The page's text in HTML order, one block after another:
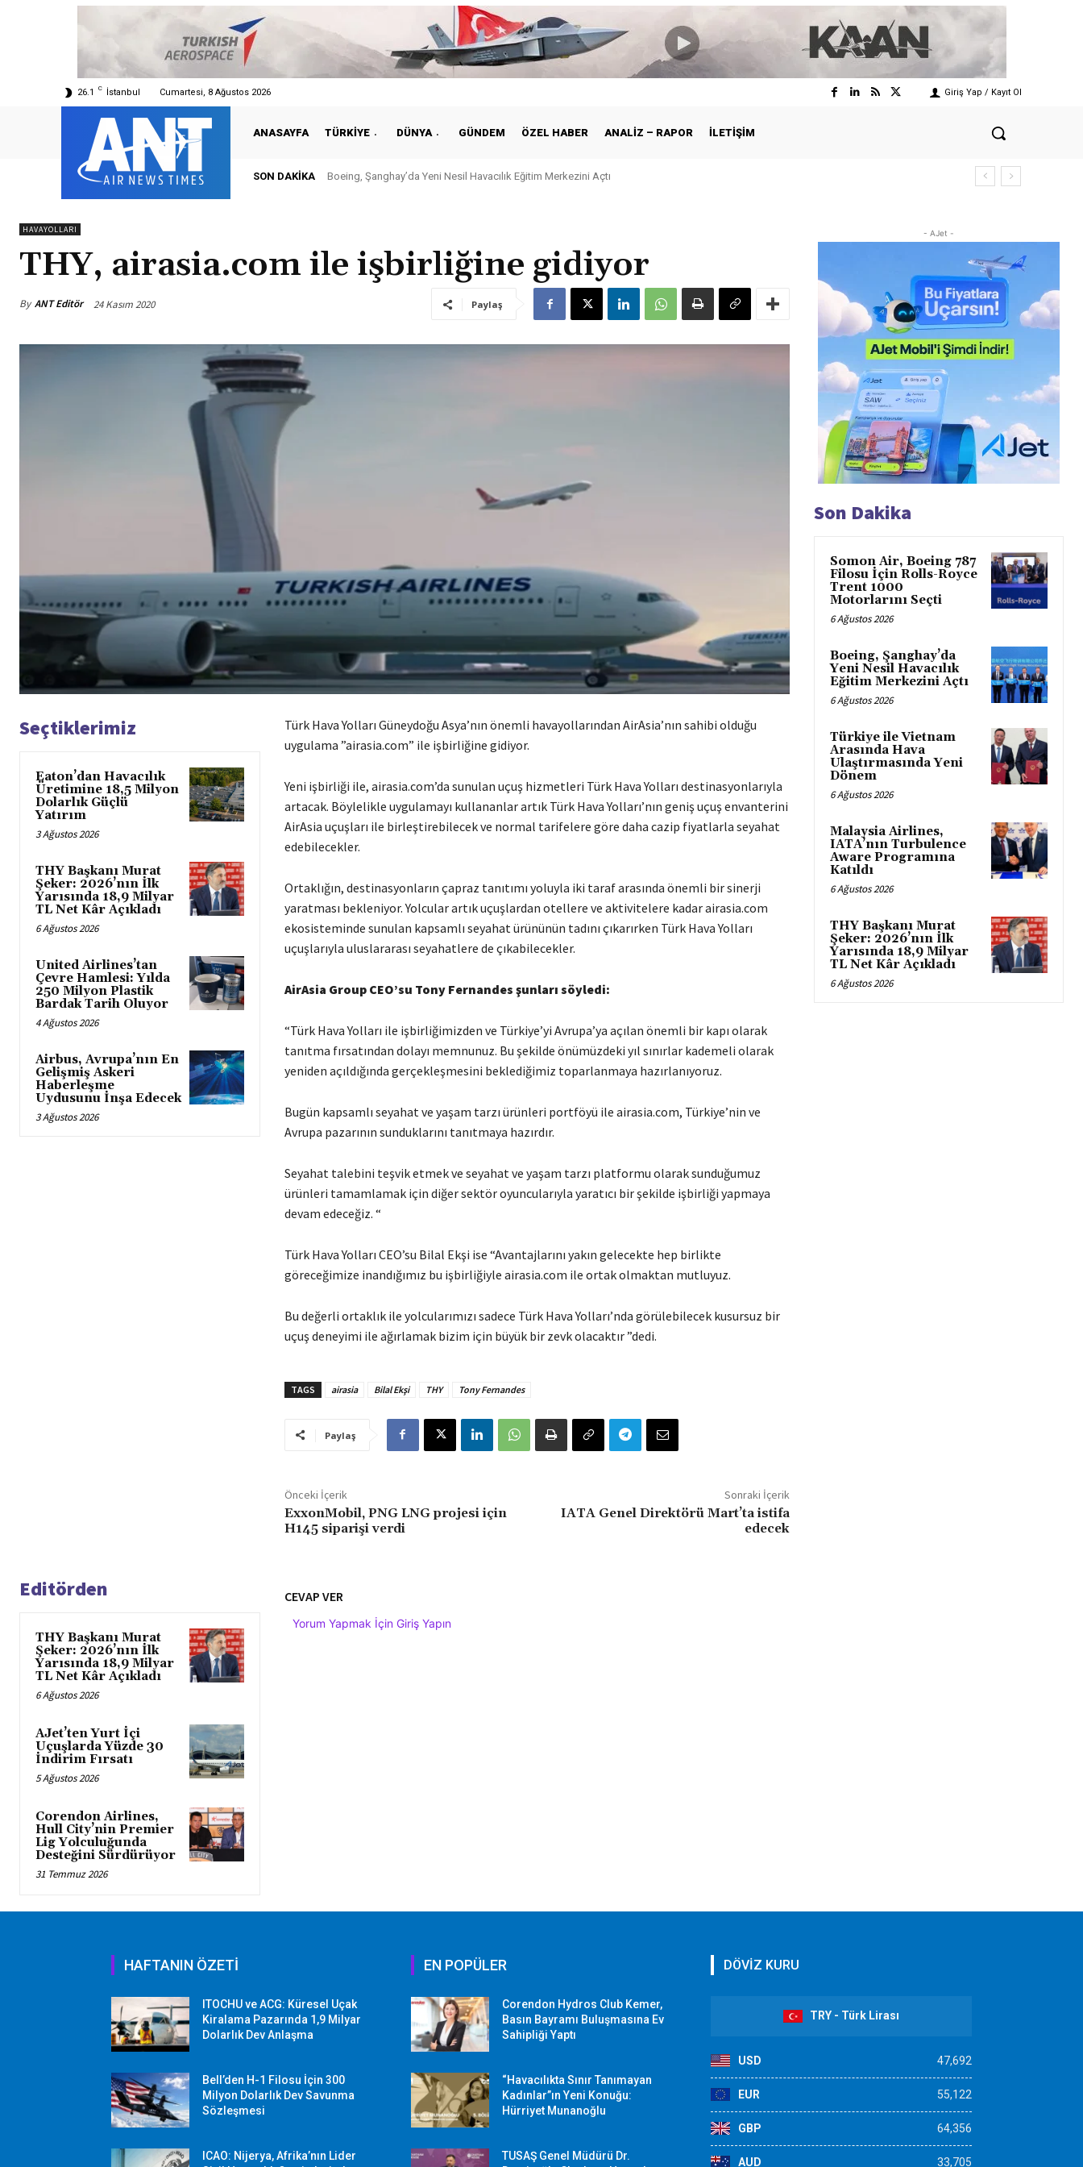
26.1 C İstanbul Cumartesi, 8 Ağustos 2026 Giriş Yap / Kayıt Ol
ANASAYFA TÜRKIYE DÜNYA GÜNDEM ÖZEL HABER ANALIZ – RAPOR İLETIŞIM
SON DAKIKA Boeing, Şanghay’da Yeni Nesil Havacılık Eğitim Merkezini Açtı
Türkiye ile Vietnam Arasında Hava Ulaştırmasında Yeni Dönem
HAVAYOLLARI
THY, airasia.com ile işbirliğine gidiyor
By ANT Editör 24 Kasım 2020 Paylaş
Seçtiklerimiz
Eaton’dan Havacılık
Üretimine 18,5 Milyon
Dolarlık Güçlü
Yatırım
3 Ağustos 2026
THY Başkanı Murat
Şeker: 2026’nın İlk
Yarısında 18,9 Milyar
TL Net Kâr Açıkladı
6 Ağustos 2026
United Airlines’tan
Çevre Hamlesi: Yılda
250 Milyon Plastik
Bardak Tarih Oluyor
4 Ağustos 2026
Airbus, Avrupa’nın En
Gelişmiş Askeri
Haberleşme
Uydusunu İnşa Edecek
3 Ağustos 2026
Türk Hava Yolları Güneydoğu Asya’nın önemli havayollarından AirAsia’nın sahibi olduğu
uygulama ”airasia.com” ile işbirliğine gidiyor.
Yeni işbirliği ile, airasia.com’da sunulan uçuş hizmetleri Türk Hava Yolları destinasyonlarıyla
artacak. Böylelikle uygulamayı kullananlar artık Türk Hava Yolları’nın geniş uçuş envanterini
AirAsia uçuşları ile birleştirebilecek ve normal tarifelere göre daha cazip fiyatlarla seyahat
edebilecekler.
Ortaklığın, destinasyonların çapraz tanıtımı yoluyla iki taraf arasında önemli bir sinerji
yaratması bekleniyor. Yolcular artık uçuşlardan otellere ve aktivitelere kadar airasia.com
ekosisteminde sunulan kapsamlı seyahat ürününün tadını çıkarırken Türk Hava Yolları
uçuşlarıyla uluslararası seyahatlere de çıkabilecekler.
AirAsia Group CEO’su Tony Fernandes şunları söyledi:
“Türk Hava Yolları ile işbirliğimizden ve Türkiye’yi Avrupa’ya açılan önemli bir kapı olarak
tanıtma fırsatından dolayı memnunuz. Bu şekilde önümüzdeki yıl sınırlar kademeli olarak
yeniden açıldığında gerçekleşmesini beklediğimiz toparlanmaya hazırlanıyoruz.
Bugün kapsamlı seyahat ve yaşam tarzı ürünleri portföyü ile airasia.com, Türkiye’nin ve
Avrupa pazarının sunduklarını tanıtmaya hazırdır.
Seyahat talebini teşvik etmek ve seyahat ve yaşam tarzı platformu olarak sunduğumuz
ürünleri tamamlamak için diğer sektör oyuncularıyla yaratıcı bir şekilde işbirliği yapmaya
devam edeceğiz. “
Türk Hava Yolları CEO’su Bilal Ekşi ise “Avantajlarını yakın gelecekte hep birlikte
göreceğimize inandığımız bu işbirliğiyle airasia.com ile ortak olmaktan mutluyuz.
Bu değerli ortaklık ile yolcularımızı sadece Türk Hava Yolları’nda görülebilecek kusursuz bir
uçuş deneyimi ile ağırlamak bizim için büyük bir zevk olacaktır ”dedi.
TAGS airasia Bilal Ekşi THY Tony Fernandes
Paylaş
Önceki İçerik
ExxonMobil, PNG LNG projesi için
H145 siparişi verdi
Sonraki İçerik
IATA Genel Direktörü Mart’ta istifa
edecek
Editörden
THY Başkanı Murat
Şeker: 2026’nın İlk
Yarısında 18,9 Milyar
TL Net Kâr Açıkladı
6 Ağustos 2026
AJet’ten Yurt İçi
Uçuşlarda Yüzde 30
İndirim Fırsatı
5 Ağustos 2026
Corendon Airlines,
Hull City’nin Premier
Lig Yolculuğunda
Desteğini Sürdürüyor
31 Temmuz 2026
CEVAP VER
Yorum Yapmak İçin Giriş Yapın
- AJet -
Son Dakika
Somon Air, Boeing 787
Filosu İçin Rolls-Royce
Trent 1000
Motorlarını Seçti
6 Ağustos 2026
Boeing, Şanghay’da
Yeni Nesil Havacılık
Eğitim Merkezini Açtı
6 Ağustos 2026
Türkiye ile Vietnam
Arasında Hava
Ulaştırmasında Yeni
Dönem
6 Ağustos 2026
Malaysia Airlines,
IATA’nın Turbulence
Aware Programına
Katıldı
6 Ağustos 2026
THY Başkanı Murat
Şeker: 2026’nın İlk
Yarısında 18,9 Milyar
TL Net Kâr Açıkladı
6 Ağustos 2026
HAFTANIN ÖZETİ
ITOCHU ve ACG: Küresel Uçak
Kiralama Pazarında 1,9 Milyar
Dolarlık Dev Anlaşma
Bell’den H-1 Filosu İçin 300
Milyon Dolarlık Dev Savunma
Sözleşmesi
ICAO: Nijerya, Afrika’nın Lider
EN POPÜLER
Corendon Hydros Club Kemer,
Basın Bayramı Buluşmasına Ev
Sahipliği Yaptı
“Havacılıkta Sınır Tanımayan
Kadınlar”ın Yeni Konuğu:
Hürriyet Munanoğlu
TUSAŞ Genel Müdürü Dr.
DÖVİZ KURU
TRY - Türk Lirası
USD 47,692
EUR 55,122
GBP 64,356
AUD 33,705